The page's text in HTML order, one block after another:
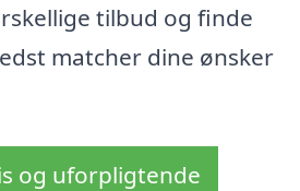
tilbud og finde
matcher dine ønsker
og uforpligtende